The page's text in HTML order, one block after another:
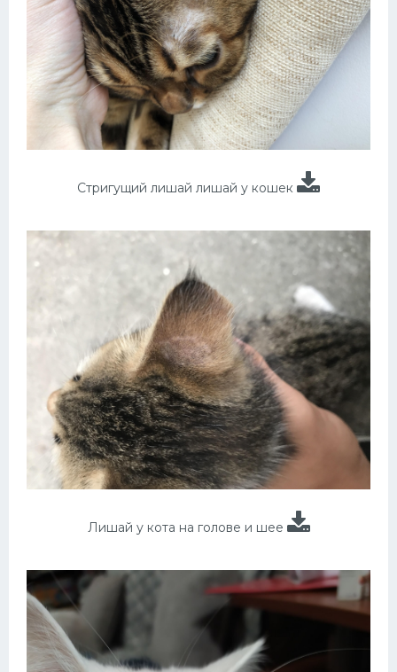
Стригущий лишай лишай у кошек
Лишай у кота на голове и шее